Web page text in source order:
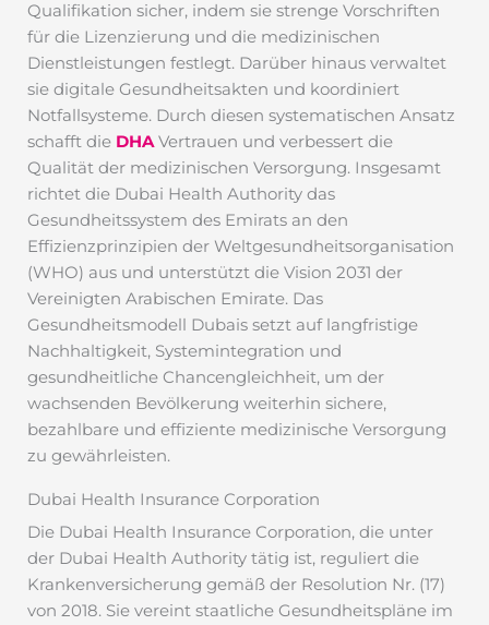
Qualifikation sicher, indem sie strenge Vorschriften
für die Lizenzierung und die medizinischen
Dienstleistungen festlegt. Darüber hinaus verwaltet
sie digitale Gesundheitsakten und koordiniert
Notfallsysteme. Durch diesen systematischen Ansatz
schafft die DHA Vertrauen und verbessert die
Qualität der medizinischen Versorgung. Insgesamt
richtet die Dubai Health Authority das
Gesundheitssystem des Emirats an den
Effizienzprinzipien der Weltgesundheitsorganisation
(WHO) aus und unterstützt die Vision 2031 der
Vereinigten Arabischen Emirate. Das
Gesundheitsmodell Dubais setzt auf langfristige
Nachhaltigkeit, Systemintegration und
gesundheitliche Chancengleichheit, um der
wachsenden Bevölkerung weiterhin sichere,
bezahlbare und effiziente medizinische Versorgung
zu gewährleisten.
Dubai Health Insurance Corporation
Die Dubai Health Insurance Corporation, die unter
der Dubai Health Authority tätig ist, reguliert die
Krankenversicherung gemäß der Resolution Nr. (17)
von 2018. Sie vereint staatliche Gesundheitspläne im